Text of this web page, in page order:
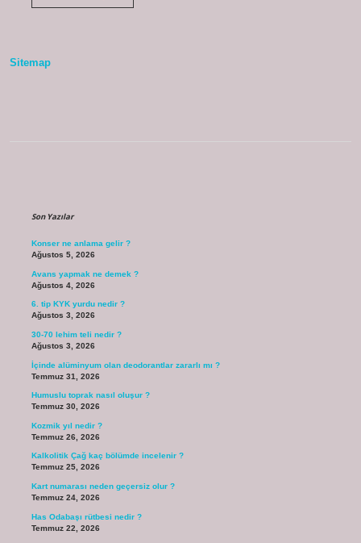
Sitemap
Son Yazılar
Konser ne anlama gelir ?
Ağustos 5, 2026
Avans yapmak ne demek ?
Ağustos 4, 2026
6. tip KYK yurdu nedir ?
Ağustos 3, 2026
30-70 lehim teli nedir ?
Ağustos 3, 2026
İçinde alüminyum olan deodorantlar zararlı mı ?
Temmuz 31, 2026
Humuslu toprak nasıl oluşur ?
Temmuz 30, 2026
Kozmik yıl nedir ?
Temmuz 26, 2026
Kalkolitik Çağ kaç bölümde incelenir ?
Temmuz 25, 2026
Kart numarası neden geçersiz olur ?
Temmuz 24, 2026
Has Odabaşı rütbesi nedir ?
Temmuz 22, 2026